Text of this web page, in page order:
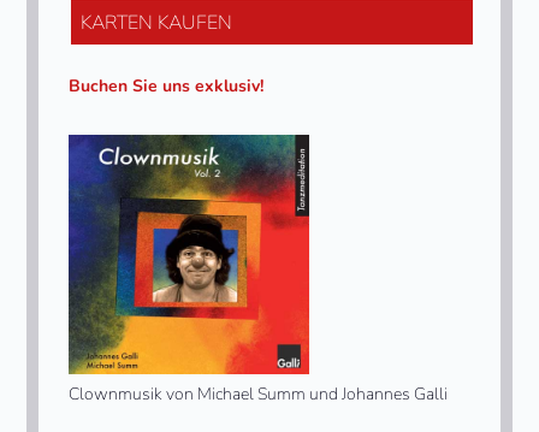
KARTEN KAUFEN
Buchen Sie uns exklusiv!
Clownmusik von Michael Summ und Johannes Galli